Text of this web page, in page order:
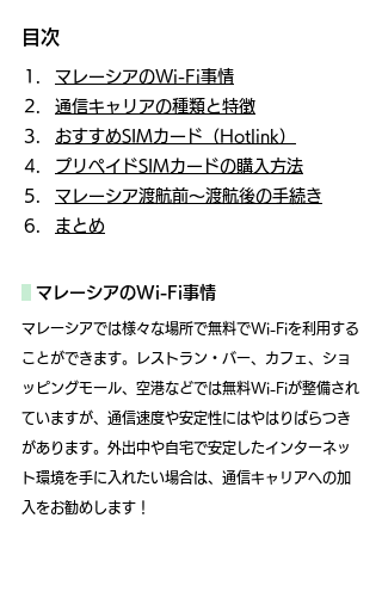
目次
マレーシアのWi-Fi事情
通信キャリアの種類と特徴
おすすめSIMカード（Hotlink）
プリペイドSIMカードの購入方法
マレーシア渡航前～渡航後の手続き
まとめ
マレーシアのWi-Fi事情
マレーシアでは様々な場所で無料でWi-Fiを利用する
ことができます。レストラン・バー、カフェ、ショ
ッピングモール、空港などでは無料Wi-Fiが整備され
ていますが、通信速度や安定性にはやはりばらつき
があります。外出中や自宅で安定したインターネッ
ト環境を手に入れたい場合は、通信キャリアへの加
入をお勧めします！